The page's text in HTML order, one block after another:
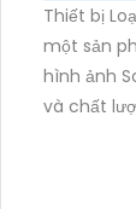
Thiết bị
một sản
hình ảnh
và chất